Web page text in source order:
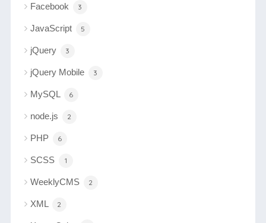
Facebook 3
JavaScript 5
jQuery 3
jQuery Mobile 3
MySQL 6
node.js 2
PHP 6
SCSS 1
WeeklyCMS 2
XML 2